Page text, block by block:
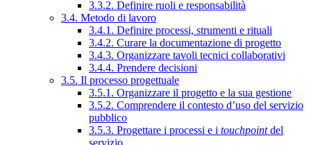
3.3.2. Definire ruoli e responsabilità
3.4. Metodo di lavoro
3.4.1. Definire processi, strumenti e rituali
3.4.2. Curare la documentazione di progetto
3.4.3. Organizzare tavoli tecnici collaborativi
3.4.4. Prendere decisioni
3.5. Il processo progettuale
3.5.1. Organizzare il progetto e la sua gestione
3.5.2. Comprendere il contesto d’uso del servizio
pubblico
3.5.3. Progettare i processi e i touchpointdel
servizio